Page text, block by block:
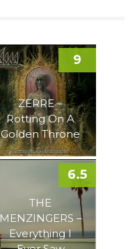
ZERRE –
Rotting On A
Golden Throne
9
THE
MENZINGERS –
Everything I
6.5